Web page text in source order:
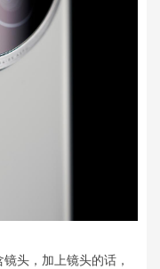
头，加上镜头的话，